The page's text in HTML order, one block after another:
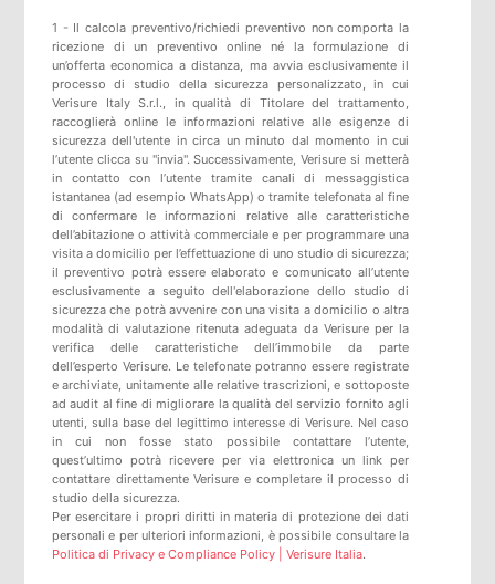
1 - Il calcola preventivo/richiedi preventivo non comporta la
ricezione di un preventivo online né la formulazione di
un’offerta economica a distanza, ma avvia esclusivamente il
processo di studio della sicurezza personalizzato, in cui
Verisure Italy S.r.l., in qualità di Titolare del trattamento,
raccoglierà online le informazioni relative alle esigenze di
sicurezza dell'utente in circa un minuto dal momento in cui
l’utente clicca su "invia". Successivamente, Verisure si metterà
in contatto con l’utente tramite canali di messaggistica
istantanea (ad esempio WhatsApp) o tramite telefonata al fine
di confermare le informazioni relative alle caratteristiche
dell’abitazione o attività commerciale e per programmare una
visita a domicilio per l’effettuazione di uno studio di sicurezza;
il preventivo potrà essere elaborato e comunicato all’utente
esclusivamente a seguito dell'elaborazione dello studio di
sicurezza che potrà avvenire con una visita a domicilio o altra
modalità di valutazione ritenuta adeguata da Verisure per la
verifica delle caratteristiche dell’immobile da parte
dell’esperto Verisure. Le telefonate potranno essere registrate
e archiviate, unitamente alle relative trascrizioni, e sottoposte
ad audit al fine di migliorare la qualità del servizio fornito agli
utenti, sulla base del legittimo interesse di Verisure. Nel caso
in cui non fosse stato possibile contattare l’utente,
quest’ultimo potrà ricevere per via elettronica un link per
contattare direttamente Verisure e completare il processo di
studio della sicurezza.
Per esercitare i propri diritti in materia di protezione dei dati
personali e per ulteriori informazioni, è possibile consultare la
Politica di Privacy e Compliance Policy | Verisure Italia.